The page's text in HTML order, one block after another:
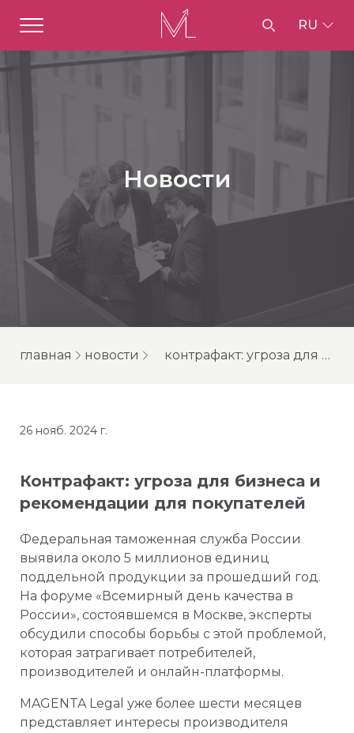
RU
Новости
главная новости контрафакт: угроза для бизнеса и рекомендации для покупателей
26 нояб. 2024 г.
Контрафакт: угроза для бизнеса и
рекомендации для покупателей
Федеральная таможенная служба России
выявила около 5 миллионов единиц
поддельной продукции за прошедший год.
На форуме «Всемирный день качества в
России», состоявшемся в Москве, эксперты
обсудили способы борьбы с этой проблемой,
которая затрагивает потребителей,
производителей и онлайн-платформы.
MAGENTA Legal уже более шести месяцев
представляет интересы производителя